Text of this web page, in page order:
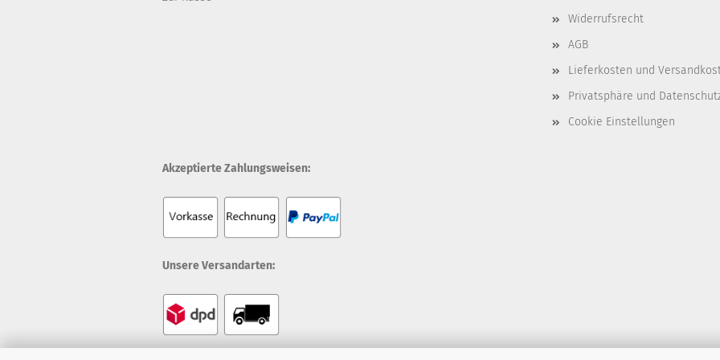
Widerrufsrecht
AGB
Lieferkosten und
Privatsphäre und
Cookie Einstellungen
Akzeptierte Zahlungsweisen:
Unsere Versandarten: